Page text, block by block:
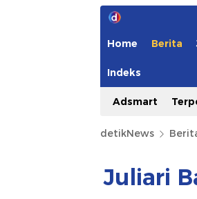
Home Berita
Indeks
Adsmart
detikNews
Juliari